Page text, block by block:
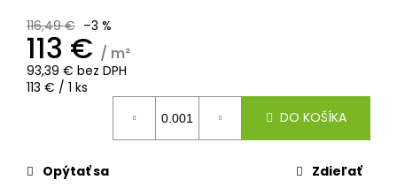
116,49 € –3 %
113 € / m²
93,39 € bez DPH
Jednotková
113 € / 1 ks
DO KOŠÍKA
Opýtať sa Zdieľať
o
ú
č
OBVODOVÁ